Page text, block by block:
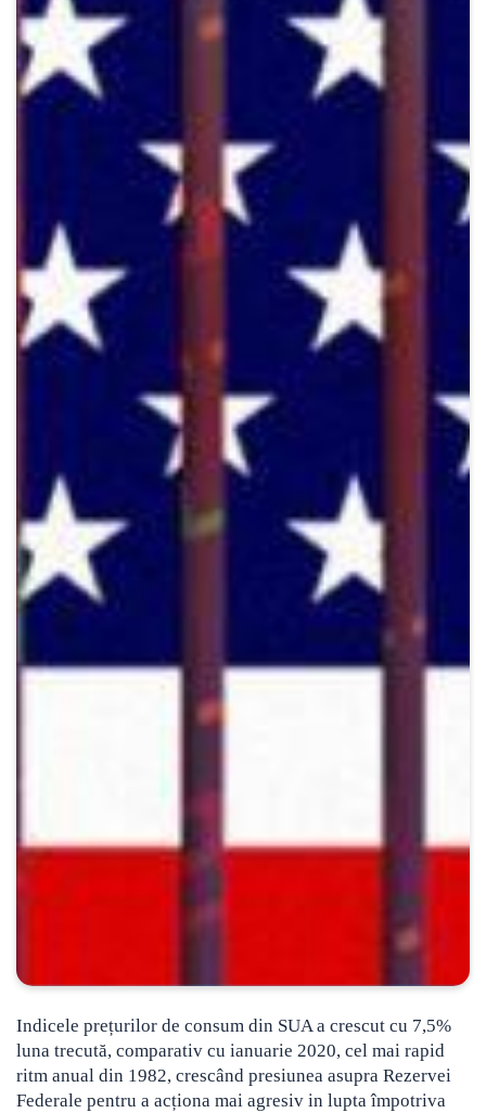
Indicele prețurilor de consum din SUA a crescut cu 7,5%
luna trecută, comparativ cu ianuarie 2020, cel mai rapid
ritm anual din 1982, crescând presiunea asupra Rezervei
Federale pentru a acționa mai agresiv in lupta împotriva